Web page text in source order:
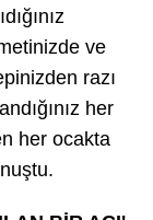
ve
razı
her
her ocakta